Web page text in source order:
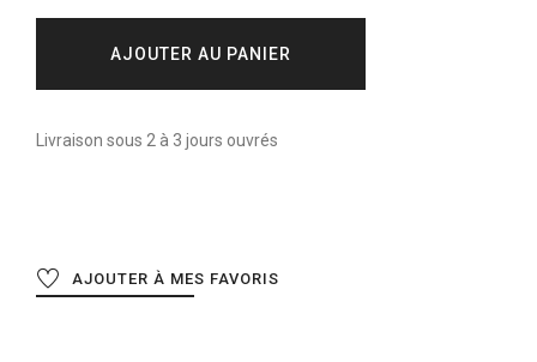
AJOUTER AU PANIER
Livraison sous 2 à 3 jours ouvrés
AJOUTER À MES FAVORIS